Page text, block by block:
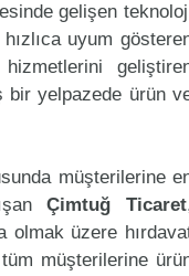
gelişen
uyum
bir yelpazede ürün
müşterilerine
Çimtuğ Ticaret
olmak üzere
müşterilerine